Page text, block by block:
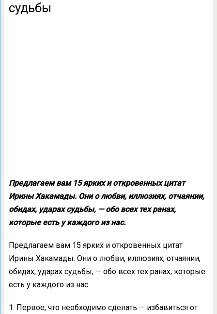
судьбы
Предлагаем вам 15 ярких и откровенных цитат
Ирины Хакамады. Они о любви, иллюзиях, отчаянии,
обидах, ударах судьбы, — обо всех тех ранах,
которые есть у каждого из нас.
Предлагаем вам 15 ярких и откровенных цитат
Ирины Хакамады. Они о любви, иллюзиях, отчаянии,
обидах, ударах судьбы, — обо всех тех ранах, которые
есть у каждого из нас.
1. Первое, что необходимо сделать — избавиться от